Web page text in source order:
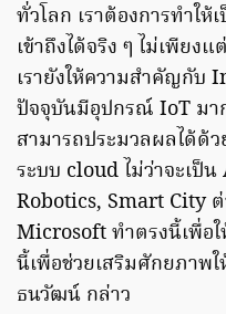
ทั่วโลก เราต้องการทำใ
เข้าถึงได้จริง ๆ ไม่เพีย
เรายังให้ความสำคัญกับ
ปัจจุบันมีอุปกรณ์ IoT มา
สามารถประมวลผลได้ด้
ระบบ cloud ไม่ว่าจะเป็
Robotics, Smart City
Microsoft ทำตรงนี้เพื่อ
นี้เพื่อช่วยเสริมศักยภาพ
ธนวัฒน์ กล่าว